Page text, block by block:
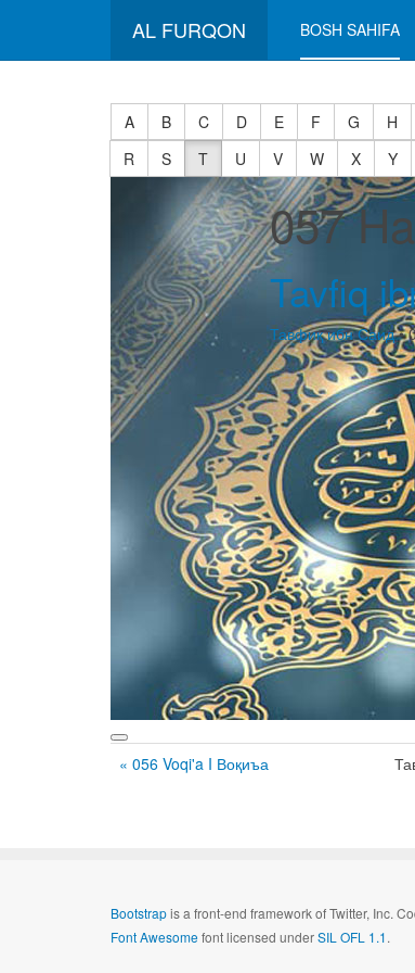
AL FURQON BOSH SAHIFA
A B C D E F G H
R
S T U V W X Y
057
Tavfiq
Тавфиқ ибн Саид•
« 056 Voqi'a I Воқиъа
Bootstrapis a front-end framework of Twitter, Inc.
Font Awesomefont licensed underSIL OFL 1.1.